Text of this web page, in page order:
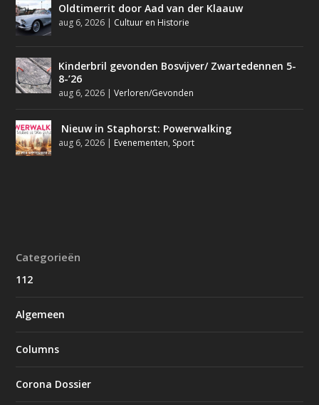
Oldtimerrit door Aad van der Klaauw
aug 6, 2026 | Cultuur en Historie
Kinderbril gevonden Bosvijver/ Zwartedennen 5-
8-’26
aug 6, 2026 |Verloren/Gevonden
Nieuw in Staphorst: Powerwalking
aug 6, 2026 | Evenementen, Sport
Categorieën
112
Algemeen
Columns
Corona Dossier